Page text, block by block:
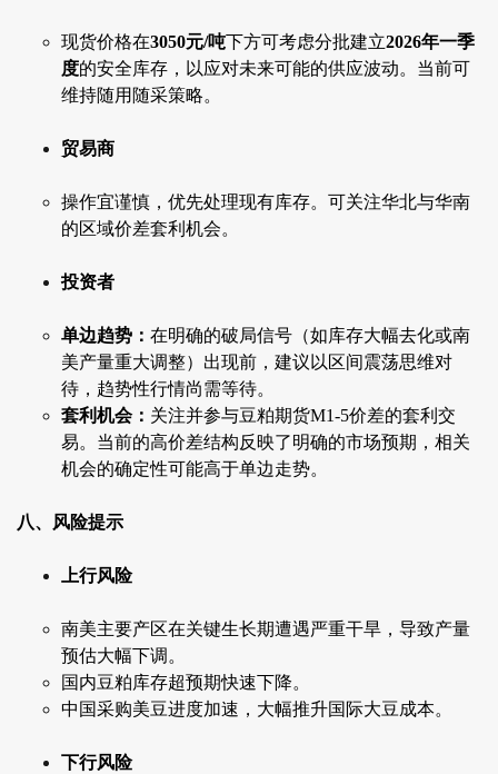
现货价格在3050元/吨下方可考虑分批建立2026年一季
度的安全库存，以应对未来可能的供应波动。当前可
维持随用随采策略。
贸易商
操作宜谨慎，优先处理现有库存。可关注华北与华南
的区域价差套利机会。
投资者
单边趋势： 在明确的破局信号（如库存大幅去化或南
美产量重大调整）出现前，建议以区间震荡思维对
待，趋势性行情尚需等待。
套利机会： 关注并参与豆粕期货M1-5价差的套利交
易。当前的高价差结构反映了明确的市场预期，相关
机会的确定性可能高于单边走势。
八、风险提示
上行风险
南美主要产区在关键生长期遭遇严重干旱，导致产量
预估大幅下调。
国内豆粕库存超预期快速下降。
中国采购美豆进度加速，大幅推升国际大豆成本。
下行风险